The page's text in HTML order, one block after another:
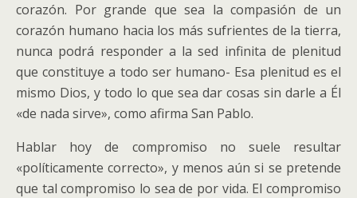
corazón. Por grande que sea la compasión de un
corazón humano hacia los más sufrientes de la tierra,
nunca podrá responder a la sed infinita de plenitud
que constituye a todo ser humano- Esa plenitud es el
mismo Dios, y todo lo que sea dar cosas sin darle a Él
«de nada sirve», como afirma San Pablo.
Hablar hoy de compromiso no suele resultar
«políticamente correcto», y menos aún si se pretende
que tal compromiso lo sea de por vida. El compromiso